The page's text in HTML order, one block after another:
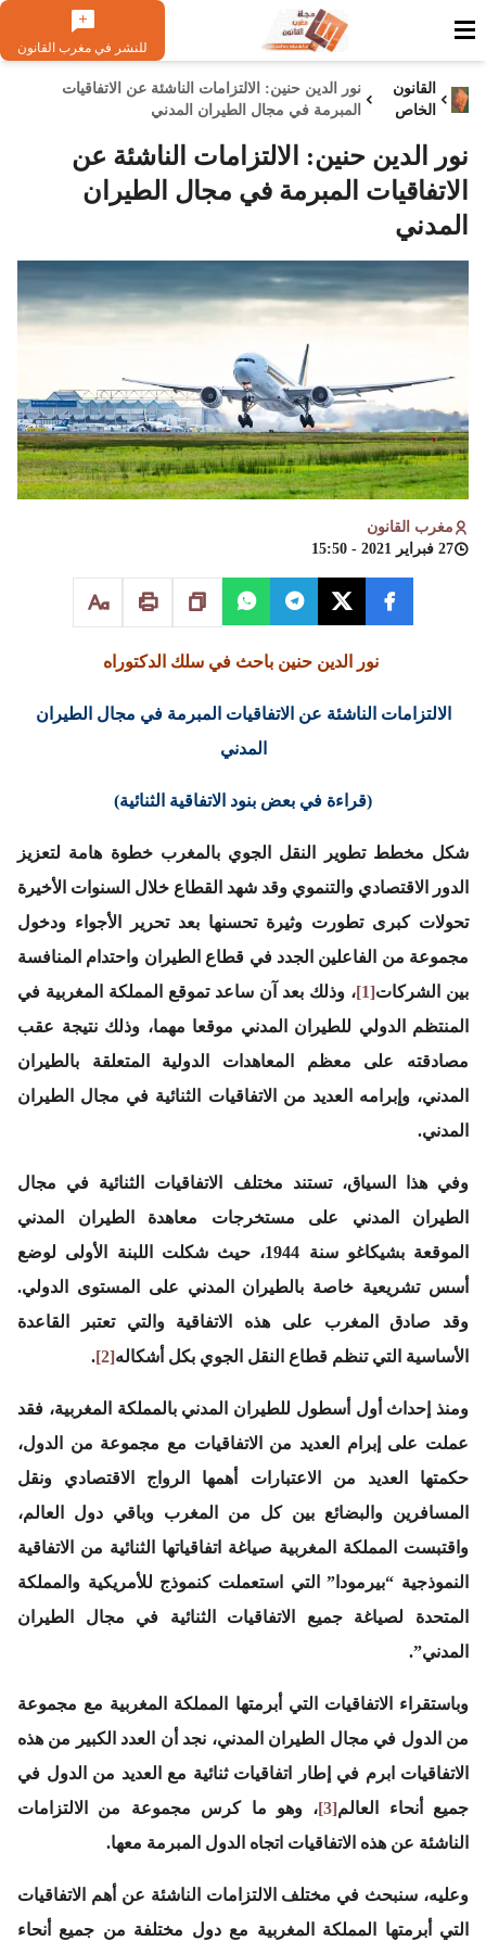
للنشر في مغرب القانون
القانون
الخاص
نور الدين حنين: الالتزامات الناشئة عن الاتفاقيات
المبرمة في مجال الطيران المدني
نور الدين حنين: الالتزامات الناشئة عن
الاتفاقيات المبرمة في مجال الطيران
المدني
مغرب القانون
27 فبراير 2021 - 15:50
نور الدين حنين باحث في سلك الدكتوراه
الالتزامات الناشئة عن الاتفاقيات المبرمة في مجال الطيران
المدني
(قراءة في بعض بنود الاتفاقية الثنائية)
شكل مخطط تطوير النقل الجوي بالمغرب خطوة هامة لتعزيز
الدور الاقتصادي والتنموي وقد شهد القطاع خلال السنوات الأخيرة
تحولات كبرى تطورت وثيرة تحسنها بعد تحرير الأجواء ودخول
مجموعة من الفاعلين الجدد في قطاع الطيران واحتدام المنافسة
بين الشركات[1]
، وذلك بعد آن ساعد تموقع المملكة المغربية في
المنتظم الدولي للطيران المدني موقعا مهما، وذلك نتيجة عقب
مصادقته على معظم المعاهدات الدولية المتعلقة بالطيران
المدني، وإبرامه العديد من الاتفاقيات الثنائية في مجال الطيران
المدني.
وفي هذا السياق، تستند مختلف الاتفاقيات الثنائية في مجال
الطيران المدني على مستخرجات معاهدة الطيران المدني
الموقعة بشيكاغو سنة 1944، حيث شكلت اللبنة الأولى لوضع
أسس تشريعية خاصة بالطيران المدني على المستوى الدولي.
وقد صادق المغرب على هذه الاتفاقية والتي تعتبر القاعدة
الأساسية التي تنظم قطاع النقل الجوي بكل أشكاله[2]
.
ومنذ إحداث أول أسطول للطيران المدني بالمملكة المغربية، فقد
عملت على إبرام العديد من الاتفاقيات مع مجموعة من الدول،
حكمتها العديد من الاعتبارات أهمها الرواج الاقتصادي ونقل
المسافرين والبضائع بين كل من المغرب وباقي دول العالم،
واقتبست المملكة المغربية صياغة اتفاقياتها الثنائية من الاتفاقية
النموذجية “بيرمودا” التي استعملت كنموذج للأمريكية والمملكة
المتحدة لصياغة جميع الاتفاقيات الثنائية في مجال الطيران
المدني”.
وباستقراء الاتفاقيات التي أبرمتها المملكة المغربية مع مجموعة
من الدول في مجال الطيران المدني، نجد أن العدد الكبير من هذه
الاتفاقيات ابرم في إطار اتفاقيات ثنائية مع العديد من الدول في
جميع أنحاء العالم[3]
، وهو ما كرس مجموعة من الالتزامات
الناشئة عن هذه الاتفاقيات اتجاه الدول المبرمة معها.
وعليه، سنبحث في مختلف الالتزامات الناشئة عن أهم الاتفاقيات
التي أبرمتها المملكة المغربية مع دول مختلفة من جميع أنحاء